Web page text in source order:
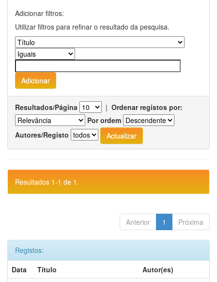
Adicionar filtros:
Utilizar filtros para refinar o resultado da pesquisa.
Resultados/Página | Ordenar registos por:
Por ordem
Autores/Registo
Resultados 1-1 de 1.
Anterior 1 Próxima
Registos:
Data
Título
Autor(es)